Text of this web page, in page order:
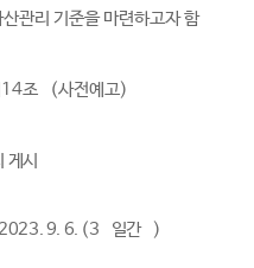
관리 기준을 마련하고자 함
14조 (사전예고)
게시
9. 6. (3 일간 )